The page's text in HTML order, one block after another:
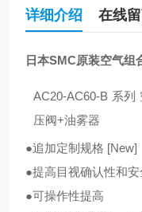
详细介绍 在线
日本SMC原装空气组
AC20-AC60-B 系
压阀+油雾器
●追加定制规格 [New]
●提高目视确认性和安
●可操作性提高